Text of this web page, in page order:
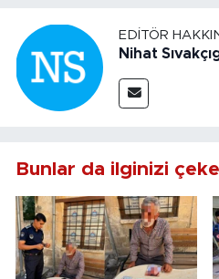
EDITÖR
Nihat
Bunlar da ilginizi